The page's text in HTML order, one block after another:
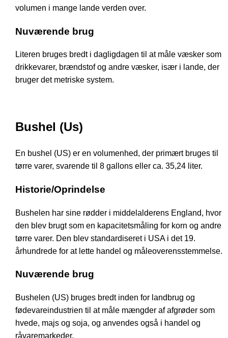
volumen i mange lande verden over.
Nuværende brug
Literen bruges bredt i dagligdagen til at måle væsker som
drikkevarer, brændstof og andre væsker, især i lande, der
bruger det metriske system.
Bushel (Us)
En bushel (US) er en volumenhed, der primært bruges til
tørre varer, svarende til 8 gallons eller ca. 35,24 liter.
Historie/Oprindelse
Bushelen har sine rødder i middelalderens England, hvor
den blev brugt som en kapacitetsmåling for korn og andre
tørre varer. Den blev standardiseret i USA i det 19.
århundrede for at lette handel og måleoverensstemmelse.
Nuværende brug
Bushelen (US) bruges bredt inden for landbrug og
fødevareindustrien til at måle mængder af afgrøder som
hvede, majs og soja, og anvendes også i handel og
råvaremarkeder.